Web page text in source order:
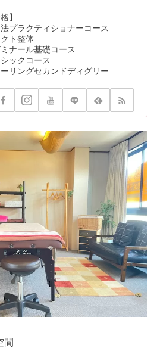
】
法プラクティショナーコース
ト整体
ナール基礎コース
ックコース
リングセカンドディグリー
間